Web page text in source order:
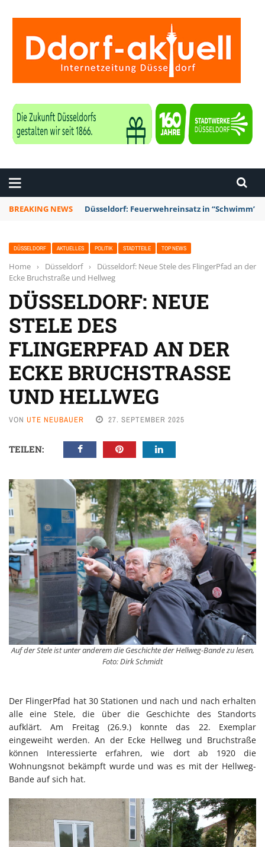
BREAKING NEWS Düsseldorf: Punk-Bahn-Fahrt mit Dosenbier
DÜSSELDORF AKTUELLES POLITIK STADTTEILE TOP NEWS
Home › Düsseldorf ›
Düsseldorf: Neue Stele des FlingerPfad an der
Ecke Bruchstraße und Hellweg
DÜSSELDORF: NEUE
STELE DES
FLINGERPFAD AN DER
ECKE BRUCHSTRASSE U
ND HELLWEG
VON UTE NEUBAUER 27. SEPTEMBER 2025
TEILEN:
Auf der Stele ist unter anderem die Geschichte der Hellweg-Bande zu lesen,
Foto: Dirk Schmidt
Der FlingerPfad hat 30 Stationen und nach und nach erhalten
alle eine Stele, die über die Geschichte des Standorts
aufklärt. Am Freitag (26.9.) konnte das 22. Exemplar
eingeweiht werden. An der Ecke Hellweg und Bruchstraße
können Interessierte erfahren, wie dort ab 1920 die
Wohnungsnot bekämpft wurde und was es mit der Hellweg-
Bande auf sich hat.